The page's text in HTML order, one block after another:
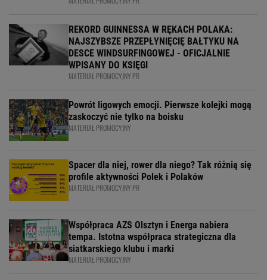
REKORD GUINNESSA W RĘKACH POLAKA:
NAJSZYBSZE PRZEPŁYNIĘCIĘ BAŁTYKU NA
DESCE WINDSURFINGOWEJ - OFICJALNIE
WPISANY DO KSIĘGI
MATERIAŁ PROMOCYJNY PR
Powrót ligowych emocji. Pierwsze kolejki mogą
zaskoczyć nie tylko na boisku
MATERIAŁ PROMOCYJNY
Spacer dla niej, rower dla niego? Tak różnią się
profile aktywności Polek i Polaków
MATERIAŁ PROMOCYJNY PR
Współpraca AZS Olsztyn i Energa nabiera
tempa. Istotna współpraca strategiczna dla
siatkarskiego klubu i marki
MATERIAŁ PROMOCYJNY